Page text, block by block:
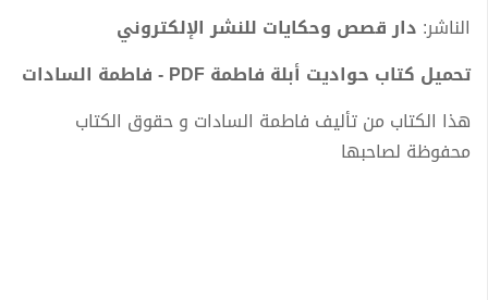
الناشر: دار قصص وحكايات للنشر الإلكتروني
تحميل كتاب حواديت أبلة فاطمة PDF - فاطمة السادات
هذا الكتاب من تأليف فاطمة السادات و حقوق الكتاب
محفوظة لصاحبها